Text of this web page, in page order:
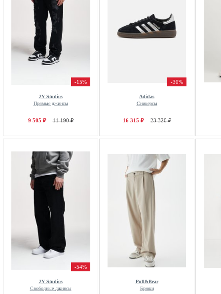
-15%
2Y Studios
Прямые джинсы
9 505 ₽ 11 190 ₽
-30%
Adidas
Сникерсы
16 315 ₽ 23 320 ₽
-54%
2Y Studios
Свободные джинсы
Pull&Bear
Брюки